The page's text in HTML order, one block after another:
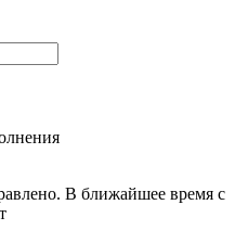
В ближайшее время с